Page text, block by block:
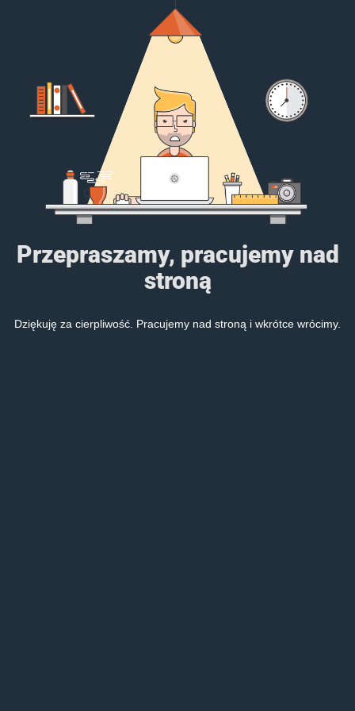
Przepraszamy, pracujemy nad
stroną
Dziękuję za cierpliwość. Pracujemy nad stroną i wkrótce wrócimy.